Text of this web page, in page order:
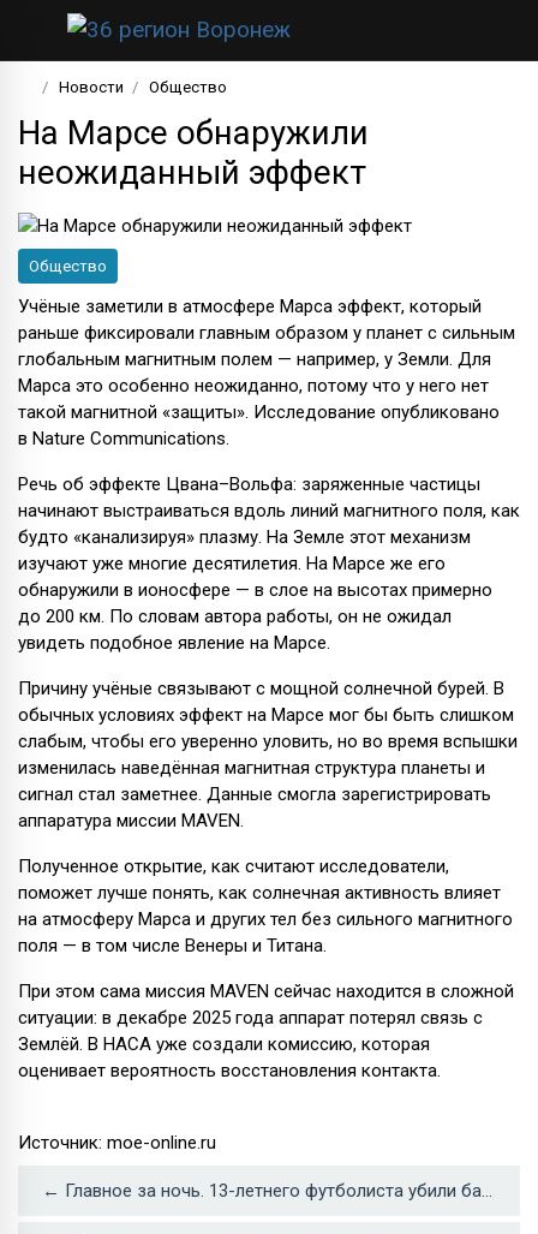
Новости Общество
На Марсе обнаружили
неожиданный эффект
Общество
Учёные заметили в атмосфере Марса эффект, который
раньше фиксировали главным образом у планет с сильным
глобальным магнитным полем — например, у Земли. Для
Марса это особенно неожиданно, потому что у него нет
такой магнитной «защиты». Исследование опубликовано
в Nature Communications.
Речь об эффекте Цвана–Вольфа: заряженные частицы
начинают выстраиваться вдоль линий магнитного поля, как
будто «канализируя» плазму. На Земле этот механизм
изучают уже многие десятилетия. На Марсе же его
обнаружили в ионосфере — в слое на высотах примерно
до 200 км. По словам автора работы, он не ожидал
увидеть подобное явление на Марсе.
Причину учёные связывают с мощной солнечной бурей. В
обычных условиях эффект на Марсе мог бы быть слишком
слабым, чтобы его уверенно уловить, но во время вспышки
изменилась наведённая магнитная структура планеты и
сигнал стал заметнее. Данные смогла зарегистрировать
аппаратура миссии MAVEN.
Полученное открытие, как считают исследователи,
поможет лучше понять, как солнечная активность влияет
на атмосферу Марса и других тел без сильного магнитного
поля — в том числе Венеры и Титана.
При этом сама миссия MAVEN сейчас находится в сложной
ситуации: в декабре 2025 года аппарат потерял связь с
Землёй. В НАСА уже создали комиссию, которая
оценивает вероятность восстановления контакта.
Источник: moe-online.ru
← Главное за ночь. 13-летнего футболиста убили бандиты, а блогера арестовали за прогулку по Москве на диване